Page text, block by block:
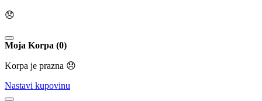
😞
Moja Korpa (0)
Korpa je prazna 😞
Nastavi kupovinu